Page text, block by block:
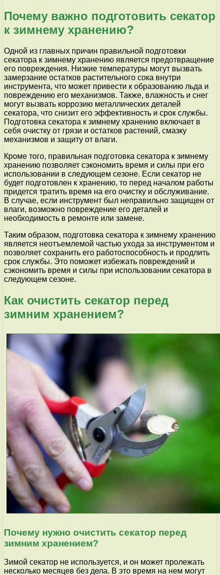
Почему важно подготовить секатор
к зимнему хранению?
Одной из главных причин правильной подготовки
секатора к зимнему хранению является предотвращение
его повреждения. Низкие температуры могут вызвать
замерзание остатков растительного сока внутри
инструмента, что может привести к образованию льда и
повреждению его механизмов. Также, влажность и снег
могут вызвать коррозию металлических деталей
секатора, что снизит его эффективность и срок службы.
Подготовка секатора к зимнему хранению включает в
себя очистку от грязи и остатков растений, смазку
механизмов и защиту от влаги.
Кроме того, правильная подготовка секатора к зимнему
хранению позволяет сэкономить время и силы при его
использовании в следующем сезоне. Если секатор не
будет подготовлен к хранению, то перед началом работы
придется тратить время на его очистку и обслуживание.
В случае, если инструмент был неправильно защищен от
влаги, возможно повреждение его деталей и
необходимость в ремонте или замене.
Таким образом, подготовка секатора к зимнему хранению
является неотъемлемой частью ухода за инструментом и
позволяет сохранить его работоспособность и продлить
срок службы. Это поможет избежать повреждений и
сэкономить время и силы при использовании секатора в
следующем сезоне.
Как очистить секатор перед
зимним хранением?
Почему нужно очистить секатор перед
зимним хранением?
Зимой секатор не используется, и он может пролежать
несколько месяцев без дела. В это время на нем могут